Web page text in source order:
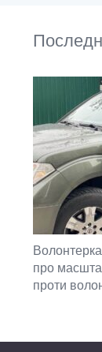
про
проти